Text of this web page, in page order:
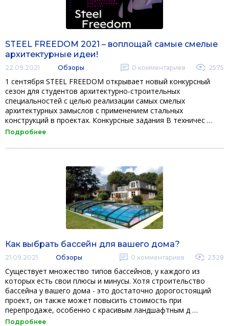
STEEL FREEDOM 2021 – воплощай самые смелые
архитектурные идеи!
22.09.2021 Обзоры 0 комментариев 2575
1 сентября STEEL FREEDOM открывает новый конкурсный
сезон для студентов архитектурно-строительных
специальностей с целью реализации самых смелых
архитектурных замыслов с применением стальных
конструкций в проектах. Конкурсные задания В техничес …
Подробнее
Как выбрать бассейн для вашего дома?
21.09.2021 Обзоры 0 комментариев 2328
Существует множество типов бассейнов, у каждого из
которых есть свои плюсы и минусы. Хотя строительство
бассейна у вашего дома - это достаточно дорогостоящий
проект, он также может повысить стоимость при
перепродаже, особенно с красивым ландшафтным д …
Подробнее